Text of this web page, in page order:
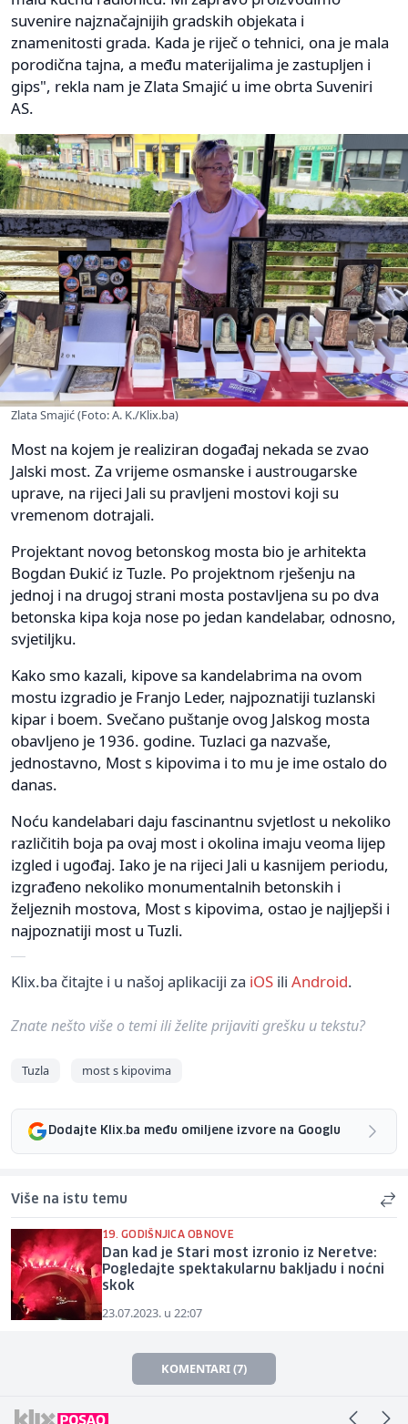
suvenire najznačajnijih gradskih objekata i
znamenitosti grada. Kada je riječ o tehnici, ona je mala
porodična tajna, a među materijalima je zastupljen i
gips", rekla nam je Zlata Smajić u ime obrta Suveniri
AS.
Zlata Smajić (Foto: A. K./Klix.ba)
Most na kojem je realiziran događaj nekada se zvao
Jalski most. Za vrijeme osmanske i austrougarske
uprave, na rijeci Jali su pravljeni mostovi koji su
vremenom dotrajali.
Projektant novog betonskog mosta bio je arhitekta
Bogdan Đukić iz Tuzle. Po projektnom rješenju na
jednoj i na drugoj strani mosta postavljena su po dva
betonska kipa koja nose po jedan kandelabar, odnosno,
svjetiljku.
Kako smo kazali, kipove sa kandelabrima na ovom
mostu izgradio je Franjo Leder, najpoznatiji tuzlanski
kipar i boem. Svečano puštanje ovog Jalskog mosta
obavljeno je 1936. godine. Tuzlaci ga nazvaše,
jednostavno, Most s kipovima i to mu je ime ostalo do
danas.
Noću kandelabari daju fascinantnu svjetlost u nekoliko
različitih boja pa ovaj most i okolina imaju veoma lijep
izgled i ugođaj. Iako je na rijeci Jali u kasnijem periodu,
izgrađeno nekoliko monumentalnih betonskih i
željeznih mostova, Most s kipovima, ostao je najljepši i
najpoznatiji most u Tuzli.
Klix.ba čitajte i u našoj aplikaciji za iOS ili Android.
Znate nešto više o temi ili želite prijaviti grešku u tekstu?
Tuzla most s kipovima
Dodajte Klix.ba među omiljene izvore na Googlu
Više na istu temu
19. GODIŠNJICA OBNOVE
Dan kad je Stari most izronio iz Neretve:
Pogledajte spektakularnu bakljadu i noćni
skok
23.07.2023. u 22:07
KOMENTARI (7)